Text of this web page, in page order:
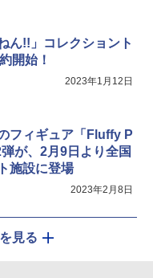
ん!!」コレクショント
開始！
2023年1月12日
フィギュア「Fluffy P
が、2月9日より全国
施設に登場
2023年2月8日
見る